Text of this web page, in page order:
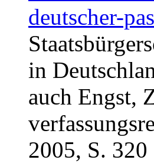
deutscher-
in
auch Engst,
2005, S.